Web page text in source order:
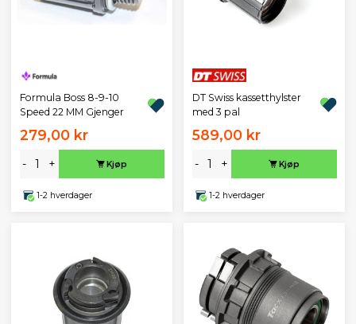
Formula Boss 8-9-10
Speed 22 MM Gjenger
279,00 kr
- + Kjøp
1-2 hverdager
DT Swiss kassetthylster
med 3 pal
589,00 kr
- + Kjøp
1-2 hverdager